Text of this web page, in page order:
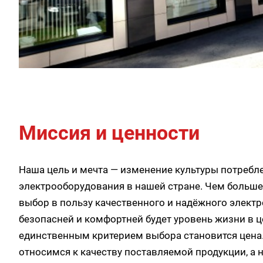
Миссия и ценности
Наша цель и мечта — изменение культуры
электрооборудования в нашей стране. Чем
выбор в пользу качественного и надёжного
безопасней и комфортней будет уровень жизни в
единственным критерием выбора становится
относимся к качеству поставляемой продукции,